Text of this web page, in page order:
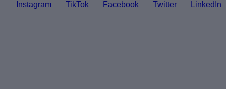
Instagram
TikTok Facebook Twitter LinkedIn